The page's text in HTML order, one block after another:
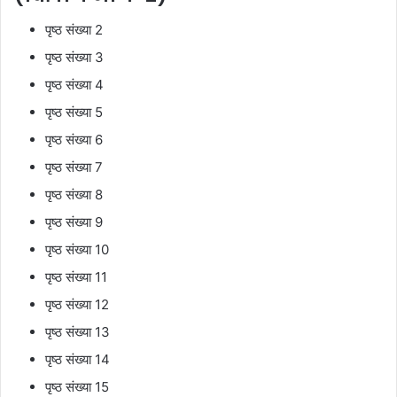
पृष्ठ संख्या 2
पृष्ठ संख्या 3
पृष्ठ संख्या 4
पृष्ठ संख्या 5
पृष्ठ संख्या 6
पृष्ठ संख्या 7
पृष्ठ संख्या 8
पृष्ठ संख्या 9
पृष्ठ संख्या 10
पृष्ठ संख्या 11
पृष्ठ संख्या 12
पृष्ठ संख्या 13
पृष्ठ संख्या 14
पृष्ठ संख्या 15